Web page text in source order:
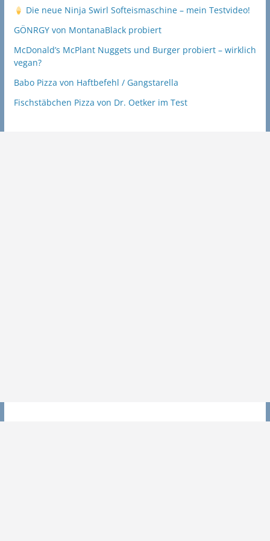
Die neue Ninja Swirl Softeismaschine – mein Testvideo!
GÖNRGY von MontanaBlack probiert
McDonald’s McPlant Nuggets und Burger probiert – wirklich
vegan?
Babo Pizza von Haftbefehl / Gangstarella
Fischstäbchen Pizza von Dr. Oetker im Test